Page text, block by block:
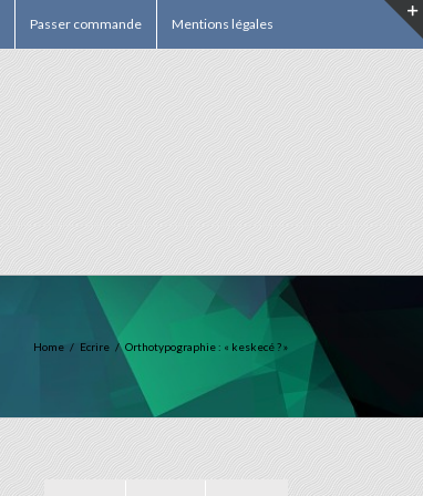
Passer commande Mentions légales
Home / Ecrire / Orthotypographie : « keskecé ? »